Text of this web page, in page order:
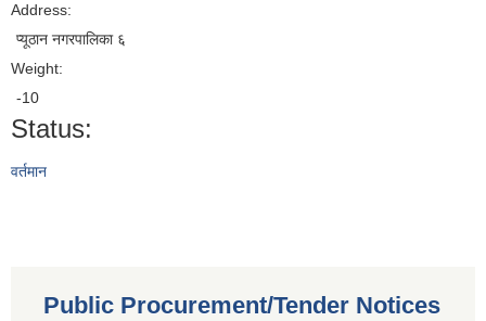
Address:
प्यूठान नगरपालिका ६
Weight:
-10
Status:
वर्तमान
Public Procurement/Tender Notices